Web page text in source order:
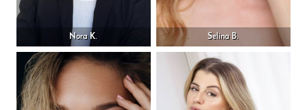
Nora K. Selina B.